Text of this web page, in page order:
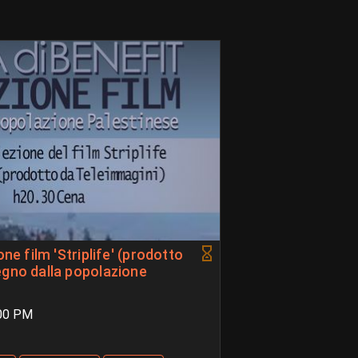
film 'Striplife' (prodotto
dalla popolazione
PM